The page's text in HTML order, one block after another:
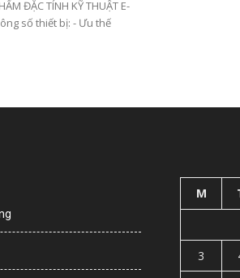
ĐẶC TÍNH KỸ THUẬT E-
số thiết bị: - Ưu thế
M
3